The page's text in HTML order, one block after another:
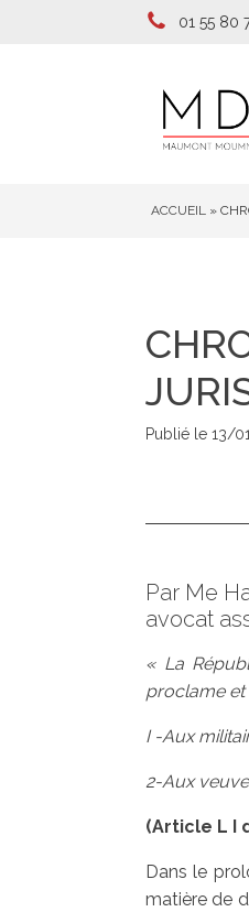
01 55 80
ACCUEIL »
Publié le 13/
Par Me
avocat
« La
proclame et
I -Aux
2-Aux
(Article L I
Dans le
matière de